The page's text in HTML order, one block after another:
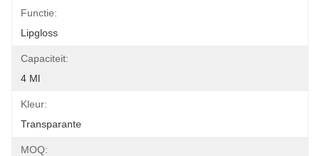
Functie:
Lipgloss
Capaciteit:
4 Ml
Kleur:
Transparante
MOQ: